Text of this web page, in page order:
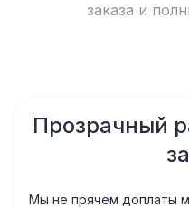
заказа и
Прозрачный
Мы не прячем доплаты